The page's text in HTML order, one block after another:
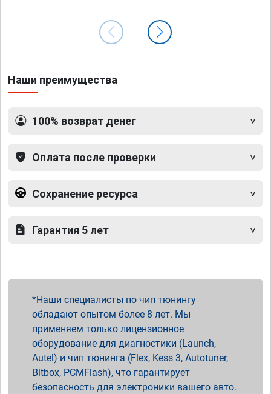
Наши преимущества
100% возврат денег
Оплата после проверки
Сохранение ресурса
Гарантия 5 лет
Наши специалисты по чип тюнингу
обладают опытом более 8 лет. Мы
применяем только лицензионное
оборудование для диагностики (Launch,
Autel) и чип тюнинга (Flex, Kess 3, Autotuner,
Bitbox, PCMFlash), что гарантирует
безопасность для электроники вашего авто.